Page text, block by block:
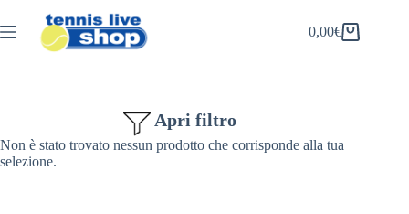
al
contenuto
Carrello
0,00€
Apri filtro
Non è stato trovato nessun prodotto che corrisponde alla tua
selezione.